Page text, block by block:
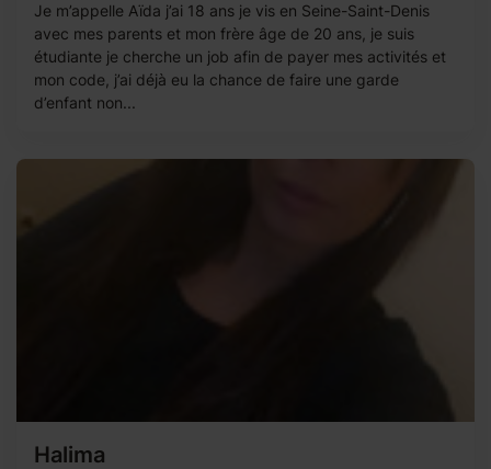
Je m’appelle Aïda j’ai 18 ans je vis en Seine-Saint-Denis
avec mes parents et mon frère âge de 20 ans, je suis
étudiante je cherche un job afin de payer mes activités et
mon code, j’ai déjà eu la chance de faire une garde
d’enfant non...
Halima